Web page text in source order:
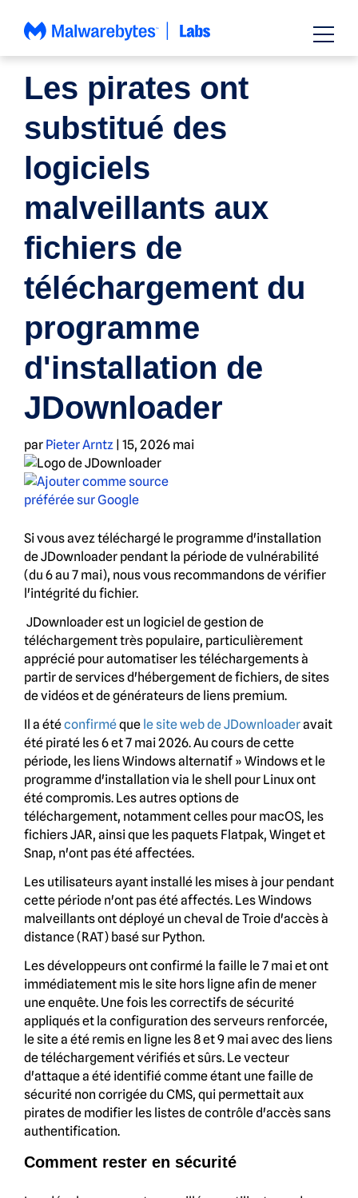
Les pirates ont
substitué des
logiciels
malveillants aux
fichiers de
téléchargement du
programme
d'installation de
JDownloader
par Pieter Arntz | 15, 2026 mai
Si vous avez téléchargé le programme d'installation
de JDownloader pendant la période de vulnérabilité
(du 6 au 7 mai), nous vous recommandons de vérifier
l'intégrité du fichier.
JDownloader est un logiciel de gestion de
téléchargement très populaire, particulièrement
apprécié pour automatiser les téléchargements à
partir de services d'hébergement de fichiers, de sites
de vidéos et de générateurs de liens premium.
Il a étéconfirméque le site web de JDownloaderavait
été piraté les 6 et 7 mai 2026. Au cours de cette
période, les liens Windows alternatif » Windows et le
programme d'installation via le shell pour Linux ont
été compromis. Les autres options de
téléchargement, notamment celles pour macOS, les
fichiers JAR, ainsi que les paquets Flatpak, Winget et
Snap, n'ont pas été affectées.
Les utilisateurs ayant installé les mises à jour pendant
cette période n'ont pas été affectés. Les Windows
malveillants ont déployé un cheval de Troie d'accès à
distance (RAT) basé sur Python.
Les développeurs ont confirmé la faille le 7 mai et ont
immédiatement mis le site hors ligne afin de mener
une enquête. Une fois les correctifs de sécurité
appliqués et la configuration des serveurs renforcée,
le site a été remis en ligne les 8 et 9 mai avec des liens
de téléchargement vérifiés et sûrs. Le vecteur
d'attaque a été identifié comme étant une faille de
sécurité non corrigée du CMS, qui permettait aux
pirates de modifier les listes de contrôle d'accès sans
authentification.
Comment rester en sécurité